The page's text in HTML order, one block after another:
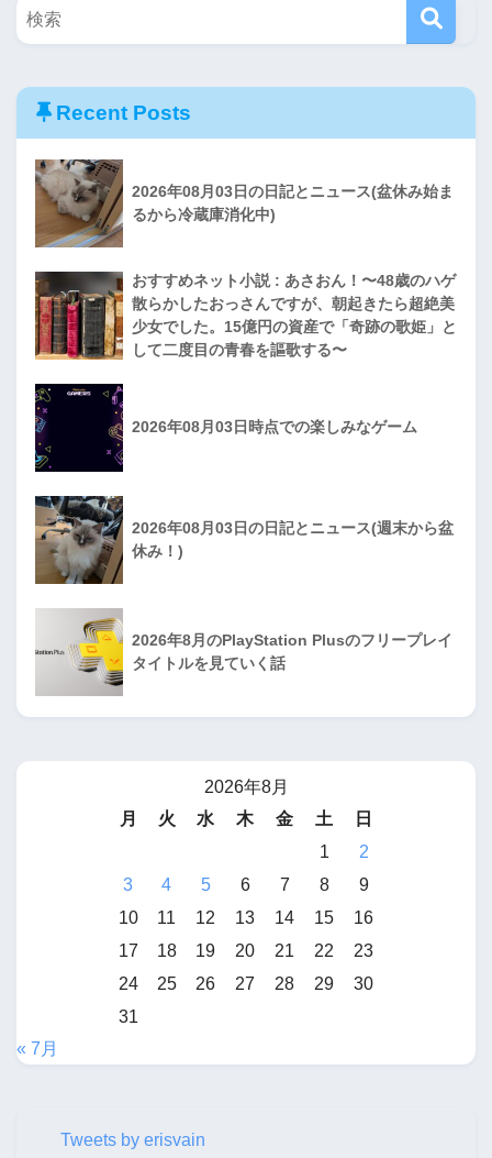
Recent Posts
2026年08月03日の日記とニュース(盆休み始ま
るから冷蔵庫消化中)
おすすめネット小説 : あさおん！〜48歳のハゲ
散らかしたおっさんですが、朝起きたら超絶美
少女でした。15億円の資産で「奇跡の歌姫」と
して二度目の青春を謳歌する〜
2026年08月03日時点での楽しみなゲーム
2026年08月03日の日記とニュース(週末から盆
休み！)
2026年8月のPlayStation Plusのフリープレイ
タイトルを見ていく話
2026年8月
月
火 水 木 金 土
日
1
2
3
4 5 6 7 8
9
10
11 12 13 14 15
16
17
18 19 20 21 22
23
24
25 26 27 28 29
30
31
« 7月
Tweets by erisvain